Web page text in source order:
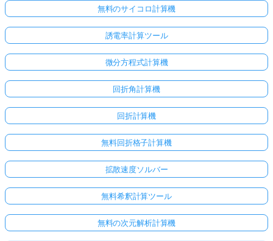
無料のサイコロ計算機
誘電率計算ツール
微分方程式計算機
回折角計算機
回折計算機
無料回折格子計算機
拡散速度ソルバー
無料希釈計算ツール
無料の次元解析計算機